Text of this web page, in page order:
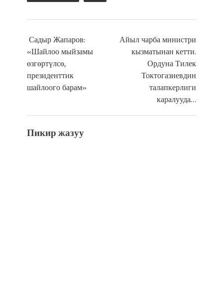
Садыр Жапаров:
«Шайлоо мыйзамы
өзгөртүлсө,
президенттик
шайлоого барам»
Айыл чарба министри
кызматынан кетти.
Ордуна Тилек
Токтогазиевдин
талапкерлиги
каралууда…
Пикир жазуу